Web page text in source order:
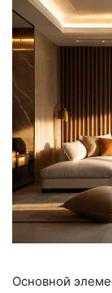
Основной